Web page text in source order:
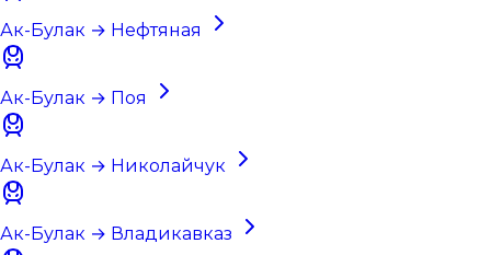
Ак-Булак → Нефтяная
Ак-Булак → Поя
Ак-Булак → Николайчук
Ак-Булак → Владикавказ